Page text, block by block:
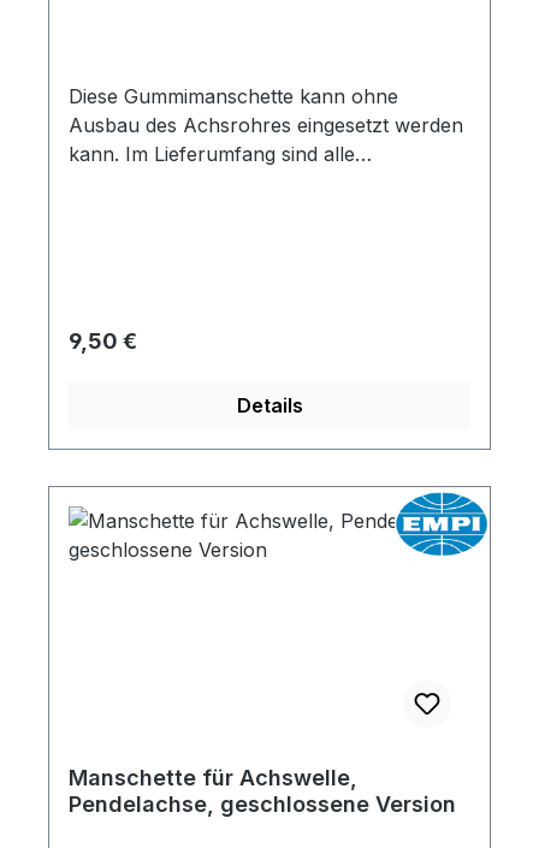
Diese Gummimanschette kann ohne
Ausbau des Achsrohres eingesetzt werden
kann. Im Lieferumfang sind alle
Regulärer Preis:
9,50 €
Details
Manschette für Achswelle,
Pendelachse, geschlossene Version